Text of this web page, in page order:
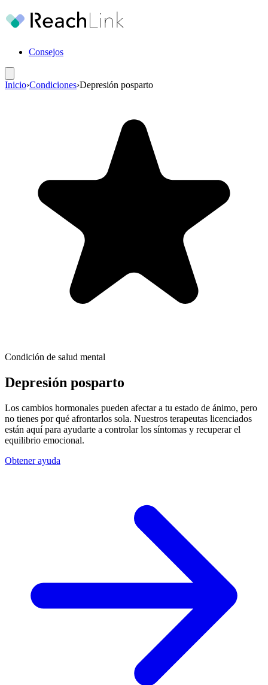
Consejos
Inicio›Condiciones›Depresión posparto
Condición de salud mental
Depresión posparto
Los cambios hormonales pueden afectar a tu estado de ánimo, pero
no tienes por qué afrontarlos sola. Nuestros terapeutas licenciados
están aquí para ayudarte a controlar los síntomas y recuperar el
equilibrio emocional.
Obtener ayuda